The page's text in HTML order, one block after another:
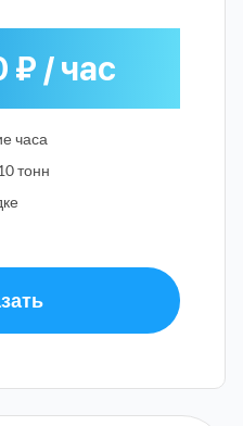
₽ / час
часа
тонн